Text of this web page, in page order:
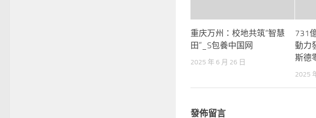
重庆万州：校地共筑“智慧
田”_S包養中国网
2025 年 6 月 26 日
731
動力
斯德
2025
發佈留言